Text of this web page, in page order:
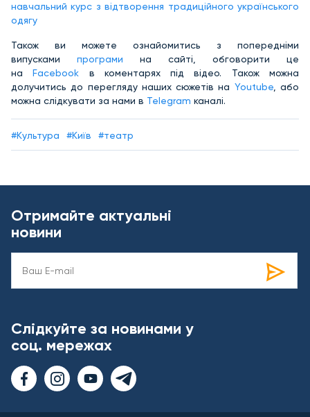
навчальний курс з відтворення традиційного українського
одягу
Також ви можете ознайомитись з попередніми
випусками програми на сайті, обговорити це
наFacebook в коментарях під відео. Також можна
долучитись до перегляду наших сюжетів на Youtube, або
можна слідкувати за нами в Telegram каналі.
#Культура #Київ #театр
Отримайте актуальні
новини
Слідкуйте за новинами у
соц. мережах